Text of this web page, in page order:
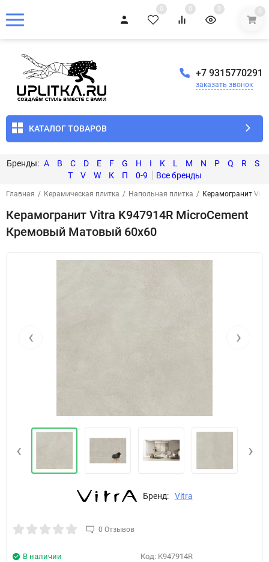
0 0 0 0
+7 9315770291
заказать звонок
КАТАЛОГ ТОВАРОВ
A B C D E F G H I K L M N P Q R
S
T
V W К П 0-9
Главная / Керамическая плитка / Напольная плитка / Керамогранит
Керамогранит Vitra K947914R MicroCement
Кремовый Матовый 60x60
‹ ›
‹ ›
Бренд: Vitra
0 Отзывов
Код: K947914R
В наличии